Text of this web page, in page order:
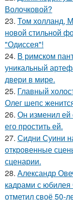
Волочковой?
23. Том холланд,
новой стильной
"Одиссея"!
24. В римском
уникальный
двери в мире.
25. Главный
Олег шепс
26. Он изменил ей
его простить ей.
27. Сидни Суини
откровенные
сценарии.
28. Александр
кадрами с
отметил своё 50-